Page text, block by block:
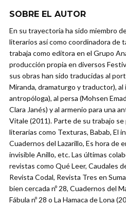
SOBRE EL AUTOR
En su trayectoria ha sido miembro
literarios así como coordinadora de
trabaja como editora en el Grupo
producción propia en diversos
sus obras han sido traducidas al
Miranda, dramaturgo y traductor),
antropóloga), al persa (Mohsen
Clara Janés) y al armenio para una
Vitale (2011). Parte de su trabajo
literarias como Texturas, Babab, El
Cuadernos del Lazarillo, Es hora de
invisible Anillo, etc. Las últimas
revistas como Qué Leer, Caudales
Revista Codal, Revista Tres en
bien cercada nº 28, Cuadernos del
Fábula nº 28 o La Hamaca de Lona